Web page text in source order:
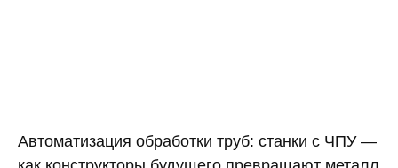
Автоматизация обработки труб: станки с ЧПУ —